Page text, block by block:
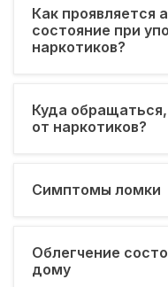
Как проявляется
состояние при
наркотиков?
Куда
от наркотиков?
Симптомы ломки
Облегчение
дому